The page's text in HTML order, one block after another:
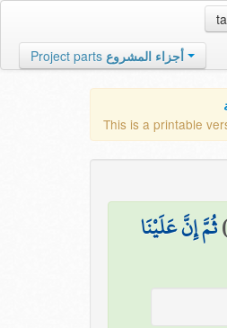
Project parts أجزاء المشروع
This is a printable
ثُمَّ إِنَّ عَلَيْنَا